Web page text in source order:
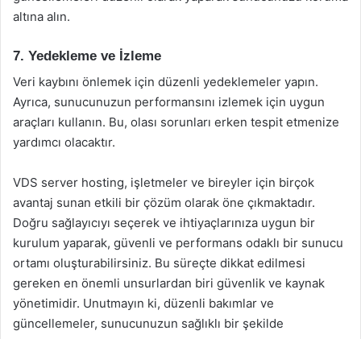
altına alın.
7. Yedekleme ve İzleme
Veri kaybını önlemek için düzenli yedeklemeler yapın.
Ayrıca, sunucunuzun performansını izlemek için uygun
araçları kullanın. Bu, olası sorunları erken tespit etmenize
yardımcı olacaktır.
VDS server hosting, işletmeler ve bireyler için birçok
avantaj sunan etkili bir çözüm olarak öne çıkmaktadır.
Doğru sağlayıcıyı seçerek ve ihtiyaçlarınıza uygun bir
kurulum yaparak, güvenli ve performans odaklı bir sunucu
ortamı oluşturabilirsiniz. Bu süreçte dikkat edilmesi
gereken en önemli unsurlardan biri güvenlik ve kaynak
yönetimidir. Unutmayın ki, düzenli bakımlar ve
güncellemeler, sunucunuzun sağlıklı bir şekilde